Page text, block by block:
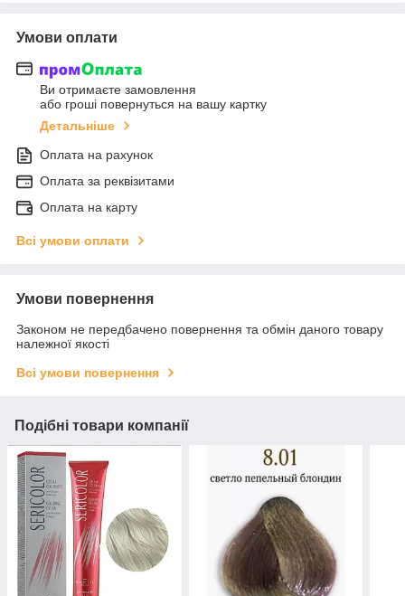
Умови оплати
Ви отримаєте замовлення
або гроші повернуться на вашу картку
Детальніше
Оплата на рахунок
Оплата за реквізитами
Оплата на карту
Всі умови оплати
Умови повернення
Законом не передбачено повернення та обмін даного товару
належної якості
Всі умови повернення
Подібні товари компанії